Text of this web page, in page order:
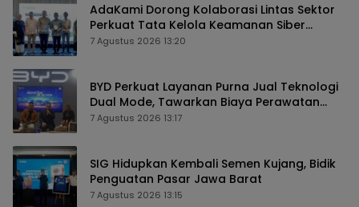
AdaKami Dorong Kolaborasi Lintas Sektor
Perkuat Tata Kelola Keamanan Siber
Berbasis AI
7 Agustus 2026 13:20
BYD Perkuat Layanan Purna Jual Teknologi
Dual Mode, Tawarkan Biaya Perawatan
Lebih Efisien
7 Agustus 2026 13:17
SIG Hidupkan Kembali Semen Kujang, Bidik
Penguatan Pasar Jawa Barat
7 Agustus 2026 13:15